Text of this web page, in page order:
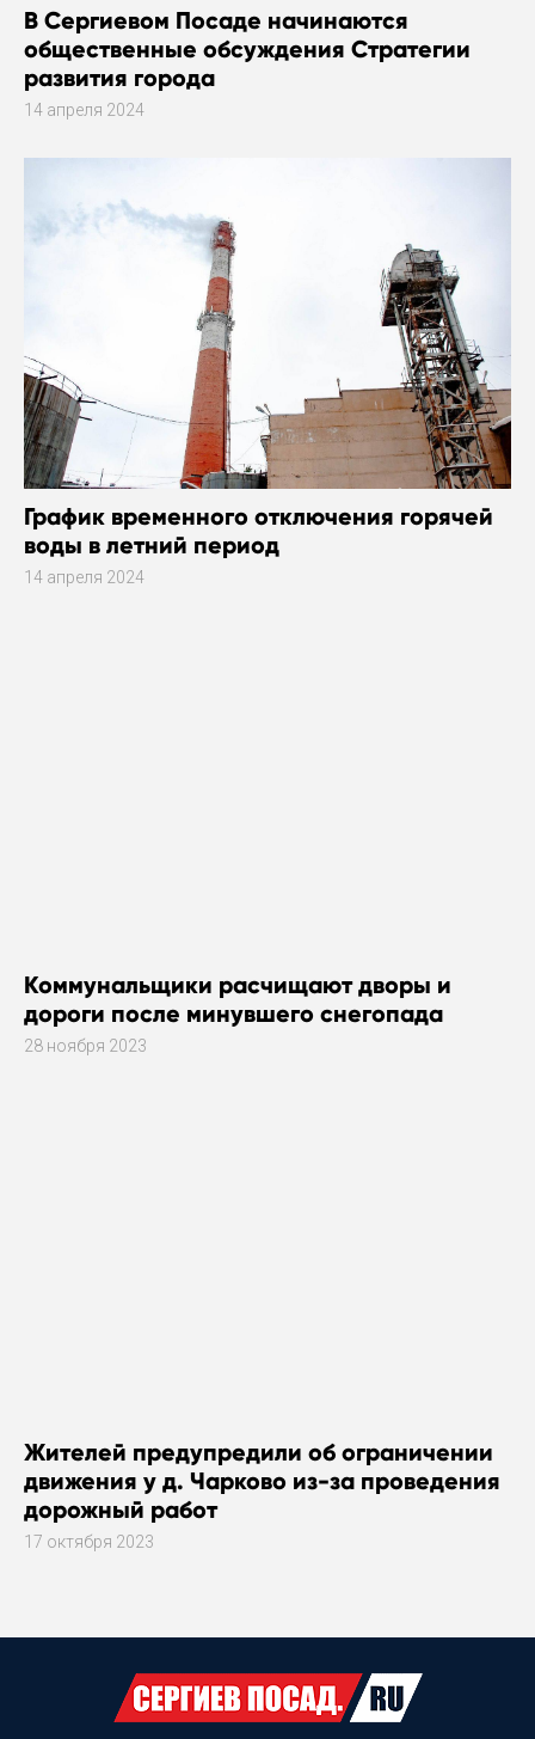
В Сергиевом Посаде начинаются
общественные обсуждения Стратегии
развития города
14 апреля 2024
График временного отключения горячей
воды в летний период
14 апреля 2024
Коммунальщики расчищают дворы и
дороги после минувшего снегопада
28 ноября 2023
Жителей предупредили об ограничении
движения у д. Чарково из-за проведения
дорожный работ
17 октября 2023